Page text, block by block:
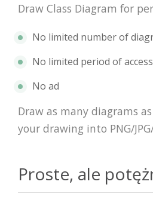
Draw Class Diagram for
No limited number of
No limited period of access
No ad
Draw as many diagrams
your drawing into PNG/JPG/
Proste, ale